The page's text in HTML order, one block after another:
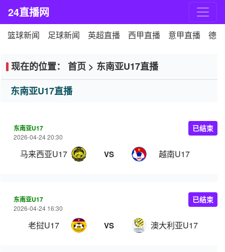
24直播网
篮球新闻 足球新闻 英超直播 西甲直播 意甲直播 德
现在的位置： 首页 > 东南亚U17直播
东南亚U17直播
东南亚U17
2026-04-24 20:30
马来西亚U17 VS 越南U17
已结束
东南亚U17
2026-04-24 16:30
老挝U17 VS 澳大利亚U17
已结束